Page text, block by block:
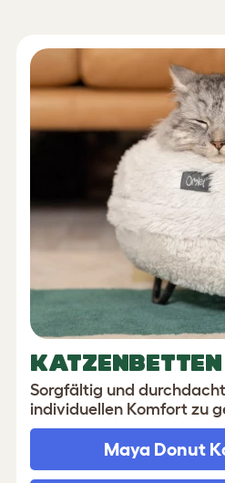
KATZENBETTEN
Sorgfältig und
individuellen Komfort zu
Maya Donut